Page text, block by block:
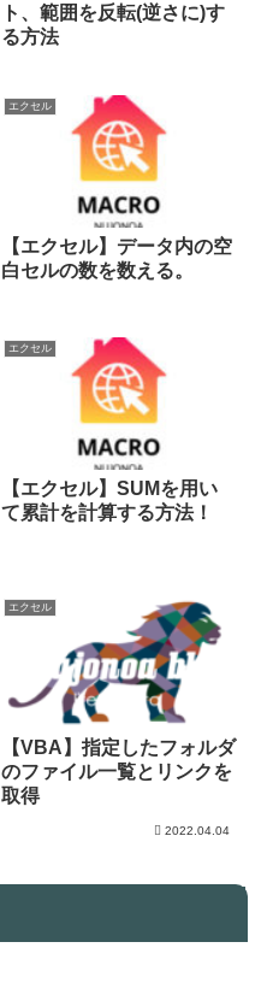
ト、範囲を反転(逆さに)す
る方法
エクセル
【エクセル】データ内の空
白セルの数を数える。
エクセル
【エクセル】SUMを用い
て累計を計算する方法！
エクセル
【VBA】指定したフォルダ
のファイル一覧とリンクを
取得
2022.04.04